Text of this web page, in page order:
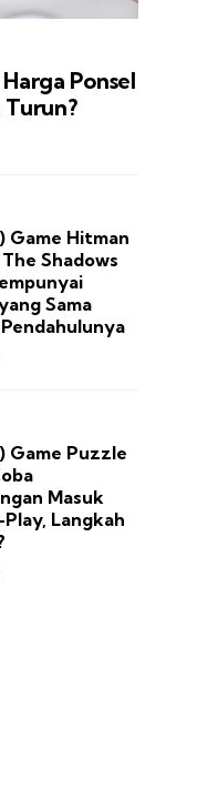
Ponsel
Turun?
Game Hitman
Shadows
Sama
Game Puzzle
Masuk
Langkah